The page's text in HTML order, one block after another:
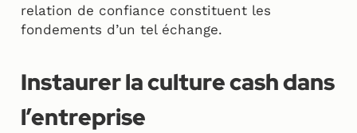
relation de confiance constituent les
fondements d’un tel échange.
Instaurer la culture cash dans
l’entreprise